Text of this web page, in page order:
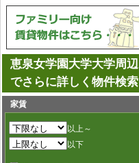
恵泉女学園大学大学周辺
でさらに詳しく物件検索
家賃
以上～
以下